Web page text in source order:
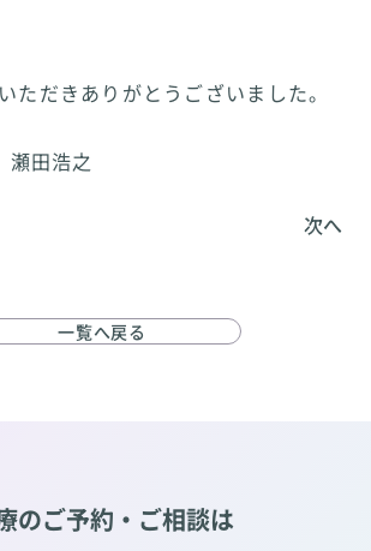
ただきありがとうございました。
田浩之
次へ
一覧へ戻る
のご予約・ご相談は